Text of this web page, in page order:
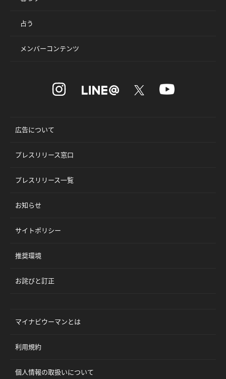
占う
メンバーコンテンツ
広告について
プレスリリース窓口
プレスリリース一覧
お知らせ
サイトポリシー
推奨環境
お詫びと訂正
マイナビウーマンとは
利用規約
個人情報の取扱いについて